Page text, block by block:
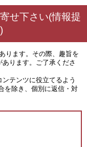
せ下さい(情報提
ります。その際、趣旨を
ります。ご了承くださ
テンツに役立てるよう
を除き、個別に返信・対